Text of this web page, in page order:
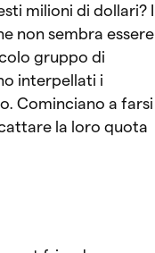
milioni di dollari? I
non sembra essere
gruppo di
interpellati i
Cominciano a farsi
la loro quota